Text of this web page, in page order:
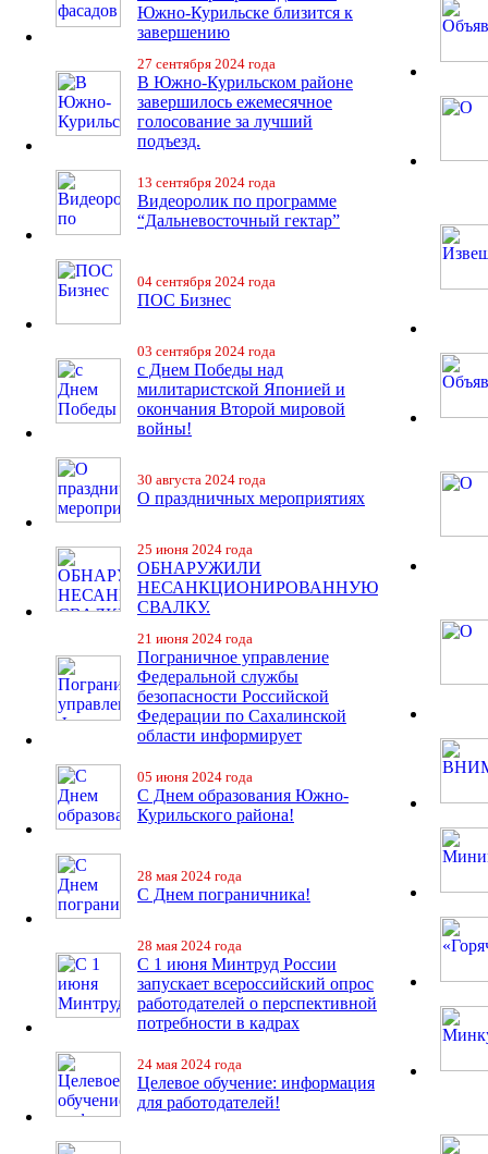
Южно-Курильске близится к
завершению
27 сентября 2024 года
В Южно-Курильском районе
завершилось ежемесячное
голосование за лучший
подъезд.
13 сентября 2024 года
Видеоролик по программе
“Дальневосточный гектар”
04 сентября 2024 года
ПОС Бизнес
03 сентября 2024 года
с Днем Победы над
милитаристской Японией и
окончания Второй мировой
войны!
30 августа 2024 года
О праздничных мероприятиях
25 июня 2024 года
ОБНАРУЖИЛИ
НЕСАНКЦИОНИРОВАННУЮ
СВАЛКУ.
21 июня 2024 года
Пограничное управление
Федеральной службы
безопасности Российской
Федерации по Сахалинской
области информирует
05 июня 2024 года
С Днем образования Южно-
Курильского района!
28 мая 2024 года
С Днем пограничника!
28 мая 2024 года
С 1 июня Минтруд России
запускает всероссийский опрос
работодателей о перспективной
потребности в кадрах
24 мая 2024 года
Целевое обучение: информация
для работодателей!